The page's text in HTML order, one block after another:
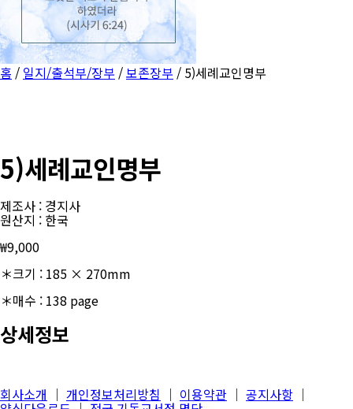
홈 / 일지/출석부/장부 /보존장부 / 5)세례교인명부
5)세례교인명부
제조사 : 경지사
원산지 : 한국
₩9,000
＊크기 : 185 × 270mm
＊매수 : 138 page
상세정보
회사소개 │ 개인정보처리방침 │ 이용약관 │ 공지사항 │